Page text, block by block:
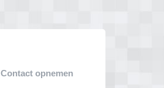
Contact opnemen